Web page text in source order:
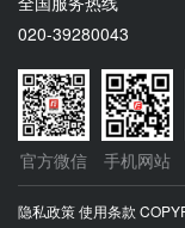
020-39280043
官方微信 手机网站
隐私政策使用条款